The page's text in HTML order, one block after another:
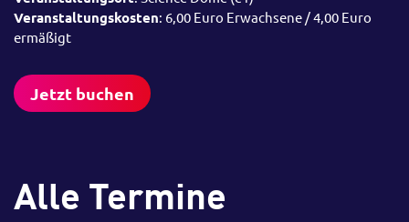
Veranstaltungskosten: 6,00 Euro Erwachsene / 4,00 Euro
ermäßigt
Jetzt buchen
Alle Termine